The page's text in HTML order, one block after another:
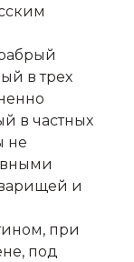
в трех
в частных
не
и
при
под